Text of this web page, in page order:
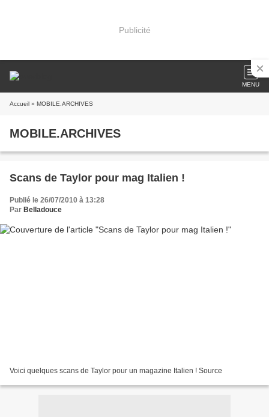
Publicité
MENU
Accueil » MOBILE.ARCHIVES
MOBILE.ARCHIVES
Scans de Taylor pour mag Italien !
Publié le 26/07/2010 à 13:28
Par Belladouce
Voici quelques scans de Taylor pour un magazine Italien ! Source